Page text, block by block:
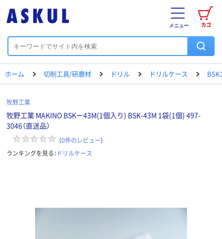
カゴ
メニュー
ホーム 切削工具/研磨材 ドリル ドリルケース BSK
牧野工業
牧野工業 MAKINO BSKー43M(1個入り) BSK-43M 1袋(1個) 497-
3046（直送品）
（0件のレビュー）
ランキングを見る： ドリルケース